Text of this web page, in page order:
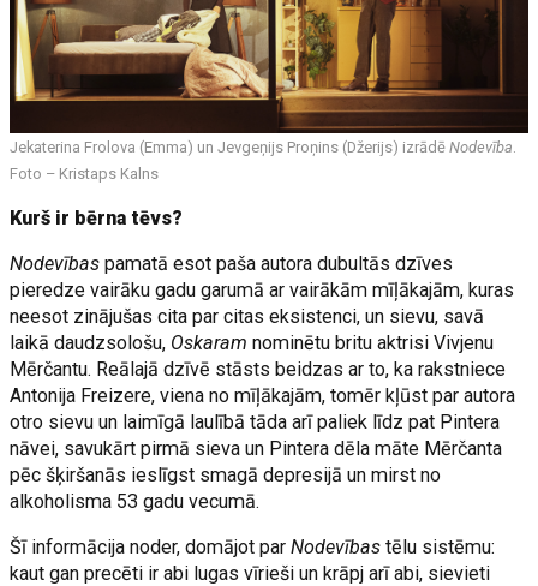
Jekaterina Frolova (Emma) un Jevgeņijs Proņins (Džerijs) izrādēNodevība
Foto – Kristaps Kalns
Kurš ir bērna tēvs?
Nodevībaspamatā esot paša autora dubultās dzīves
pieredze vairāku gadu garumā ar vairākām mīļākajām, kuras
neesot zinājušas cita par citas eksistenci, un sievu, savā
laikā daudzsološu, Oskaramnominētu britu aktrisi Vivjenu
Mērčantu. Reālajā dzīvē stāsts beidzas ar to, ka rakstniece
Antonija Freizere, viena no mīļākajām, tomēr kļūst par autora
otro sievu un laimīgā laulībā tāda arī paliek līdz pat Pintera
nāvei, savukārt pirmā sieva un Pintera dēla māte Mērčanta
pēc šķiršanās ieslīgst smagā depresijā un mirst no
alkoholisma 53 gadu vecumā.
Šī informācija noder, domājot parNodevībastēlu sistēmu:
kaut gan precēti ir abi lugas vīrieši un krāpj arī abi, sievieti